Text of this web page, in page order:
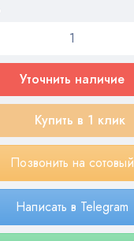
Уточнить наличие
Купить в 1 клик
Позвонить на сотовый
Написать в Telegram